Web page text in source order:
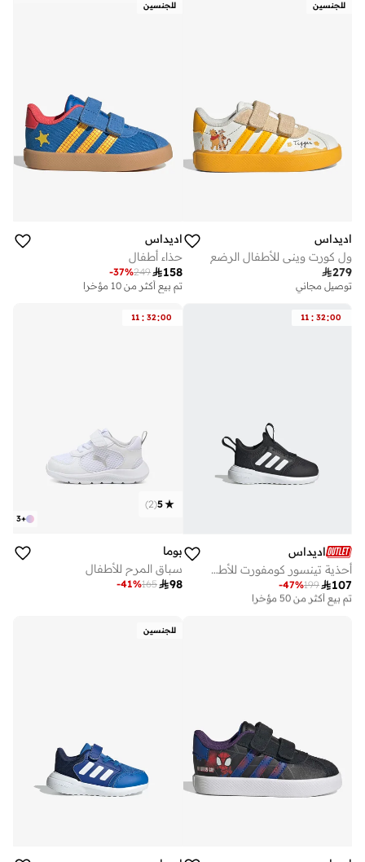
للجنسين
اديداس
ول كورت ويني للأطفال الرضع
279
توصيل مجاني
للجنسين
اديداس
حذاء أطفال
158
249
-37%
تم بيع أكثر من 10 مؤخرا
11 : 32:00
اديداس
أحذية تينسور كومفورت للأطفال
107
199
-47%
على وشك النفاد
تم بيع أكثر من 50 مؤخرا
11 : 32:00
+
3
5
(
2
)
بوما
سباق المرح للأطفال
98
165
-41%
للجنسين